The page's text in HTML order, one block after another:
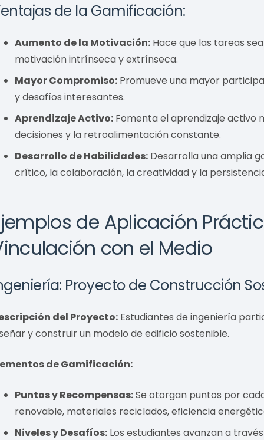
de la Gamificación:
Aumento de la Motivación: Hace que las tareas
motivación intrínseca y extrínseca.
Mayor Compromiso: Promueve una mayor
y desafíos interesantes.
Aprendizaje Activo: Fomenta el aprendizaje activo
decisiones y la retroalimentación constante.
Desarrollo de Habilidades: Desarrolla una amplia
crítico, la colaboración, la creatividad y la
de Aplicación
con el Medio
Proyecto de Construcción
del Proyecto: Estudiantes de ingeniería
y construir un modelo de edificio sostenible.
de Gamificación:
Puntos y Recompensas:Se otorgan puntos por
renovable, materiales reciclados, eficiencia
Niveles y Desafíos: Los estudiantes avanzan a